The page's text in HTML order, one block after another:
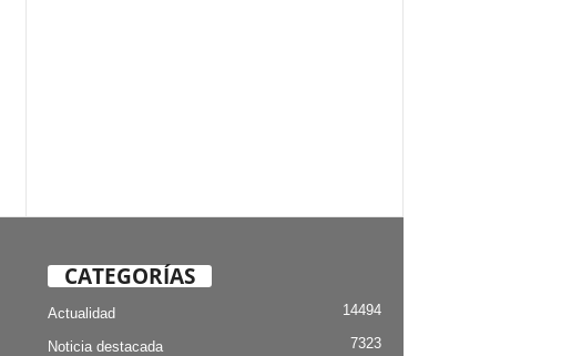
CATEGORÍAS
Actualidad 14494
Noticia destacada 7323